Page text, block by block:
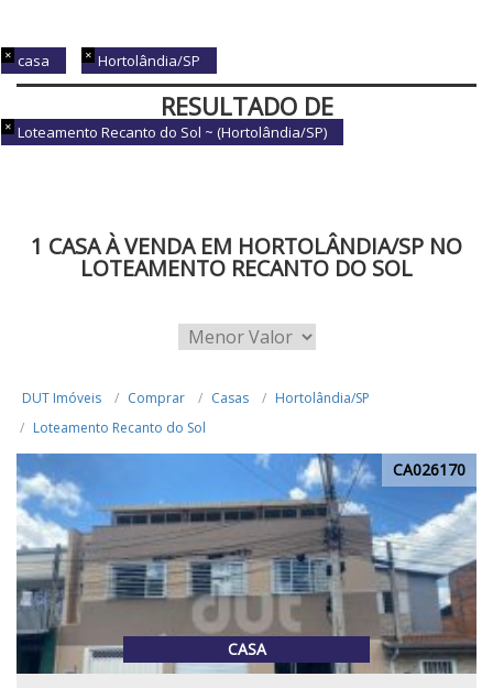
casa Hortolândia/SP
Loteamento Recanto do Sol ~ (Hortolândia/SP)
RESULTADO DE
BUSCA
1 CASA À VENDA EM HORTOLÂNDIA/SP NO
LOTEAMENTO RECANTO DO SOL
DUT Imóveis Comprar Casas
Hortolândia/SP
Loteamento Recanto do Sol
CA026170
CASA